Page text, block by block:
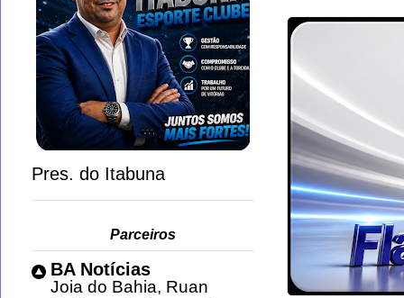
Pres. do Itabuna
Parceiros
BA Notícias
Joia do Bahia, Ruan